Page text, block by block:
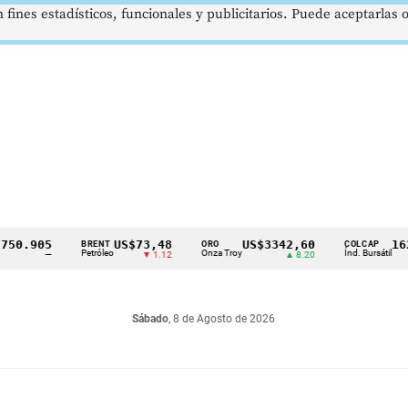
BRENT
Petróleo
US$73,48
▼ 1.12 Onza Troy
US$3342,60
▲ 8.20
COLCAP
Índ. Bursátil
Sábado, 8 de Agosto de 2026
estadísticos, funcionales y publicitarios. Puede aceptarlas